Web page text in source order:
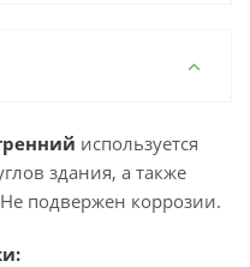
используется
здания, а также
подвержен коррозии.